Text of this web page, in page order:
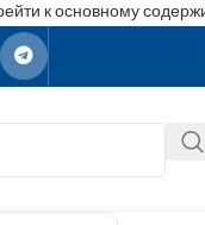
к основному